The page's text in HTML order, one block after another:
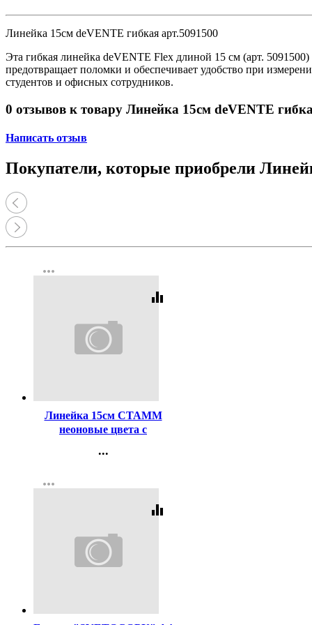
Оборудование банковское
Шредеры
Линейка 15см deVENTE гибкая арт.5091500
Эта гибкая линейка deVENTE Flex длиной 15 см (арт.
предотвращает поломки и обеспечивает удобство при
студентов и офисных сотрудников.
0 отзывов к товару Линейка 15см deVENTE
Написать отзыв
Покупатели, которые приобрели
more_horiz
equalizer
Линейка 15см СТАММ
неоновые цвета с
арт.ЛН170
...
Регистрация
more_horiz
equalizer